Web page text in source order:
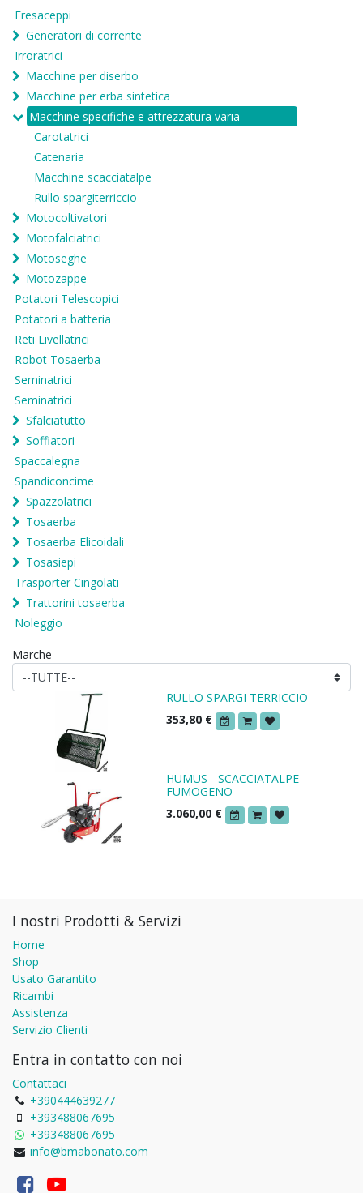
Fresaceppi
Generatori di corrente
Irroratrici
Macchine per diserbo
Macchine per erba sintetica
Macchine specifiche e attrezzatura varia
Carotatrici
Catenaria
Macchine scacciatalpe
Rullo spargiterriccio
Motocoltivatori
Motofalciatrici
Motoseghe
Motozappe
Potatori Telescopici
Potatori a batteria
Reti Livellatrici
Robot Tosaerba
Seminatrici
Seminatrici
Sfalciatutto
Soffiatori
Spaccalegna
Spandiconcime
Spazzolatrici
Tosaerba
Tosaerba Elicoidali
Tosasiepi
Trasporter Cingolati
Trattorini tosaerba
Noleggio
Marche
RULLO SPARGI TERRICCIO
353,80 €
HUMUS - SCACCIATALPE
FUMOGENO
3.060,00 €
I nostri Prodotti & Servizi
Home
Shop
Usato Garantito
Ricambi
Assistenza
Servizio Clienti
Entra in contatto con noi
Contattaci
+390444639277
+393488067695
+393488067695
info@bmabonato.com